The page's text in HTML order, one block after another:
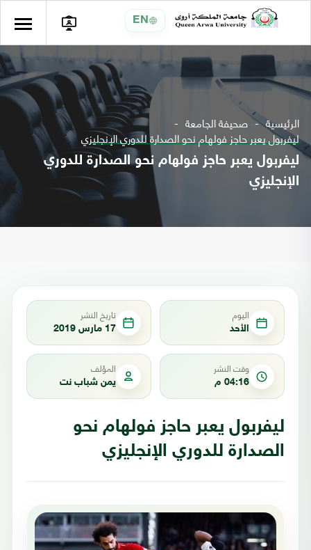
EN
الرئيسية صحيفة الجامعة
ليفربول يعبر حاجز فولهام نحو الصدارة للدوري الإنجليزي
ليفربول يعبر حاجز فولهام نحو الصدارة للدوري
الإنجليزي
اليوم
الأحد
تاريخ النشر
17 مارس 2019
وقت النشر
04:16 م
المؤلف
يمن شباب نت
ليفربول يعبر حاجز فولهام نحو
الصدارة للدوري الإنجليزي